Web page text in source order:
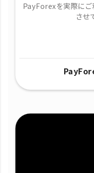
PayForexを実際にご
させ